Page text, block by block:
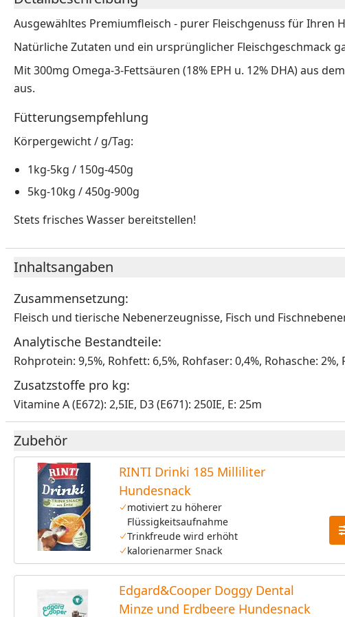
Ausgewähltes Premiumfleisch - purer Fleischgenuss für Ihren
Natürliche Zutaten und ein ursprünglicher Fleischgeschmack
Mit 300mg Omega-3-Fettsäuren (18% EPH u. 12% DHA) aus
aus.
Fütterungsempfehlung
Körpergewicht / g/Tag:
1kg-5kg / 150g-450g
5kg-10kg / 450g-900g
Stets frisches Wasser bereitstellen!
Inhaltsangaben
Zusammensetzung:
Fleisch und tierische Nebenerzeugnisse, Fisch und
Analytische Bestandteile:
Rohprotein: 9,5%, Rohfett: 6,5%, Rohfaser: 0,4%, Rohasche: 2%,
Zusatzstoffe pro kg:
Vitamine A (E672): 2,5IE, D3 (E671): 250IE, E: 25m
Zubehör
RINTI Drinki 185 Milliliter
Hundesnack
motiviert zu höherer
Flüssigkeitsaufnahme
Trinkfreude wird erhöht
kalorienarmer Snack
Edgard&Cooper Doggy Dental
Minze und Erdbeere Hundesnack